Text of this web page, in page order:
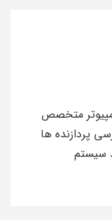
متخصص
پردازنده ها
سیستم